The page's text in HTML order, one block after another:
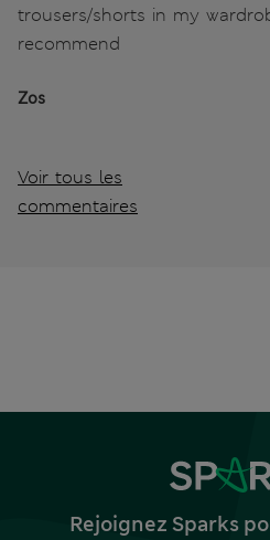
trousers/shorts in my
recommend
Zos
Voir tous les
commentaires
Rejoignez Sparks